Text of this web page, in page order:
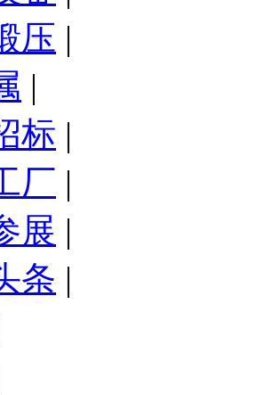
压 |
|
标 |
厂 |
展 |
条 |